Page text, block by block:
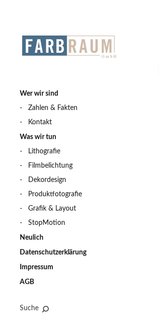
Wer wir sind
Zahlen & Fakten
Kontakt
Was wir tun
Lithografie
Filmbelichtung
Dekordesign
Produktfotografie
Grafik & Layout
StopMotion
Neulich
Datenschutzerklärung
Impressum
AGB
Suche